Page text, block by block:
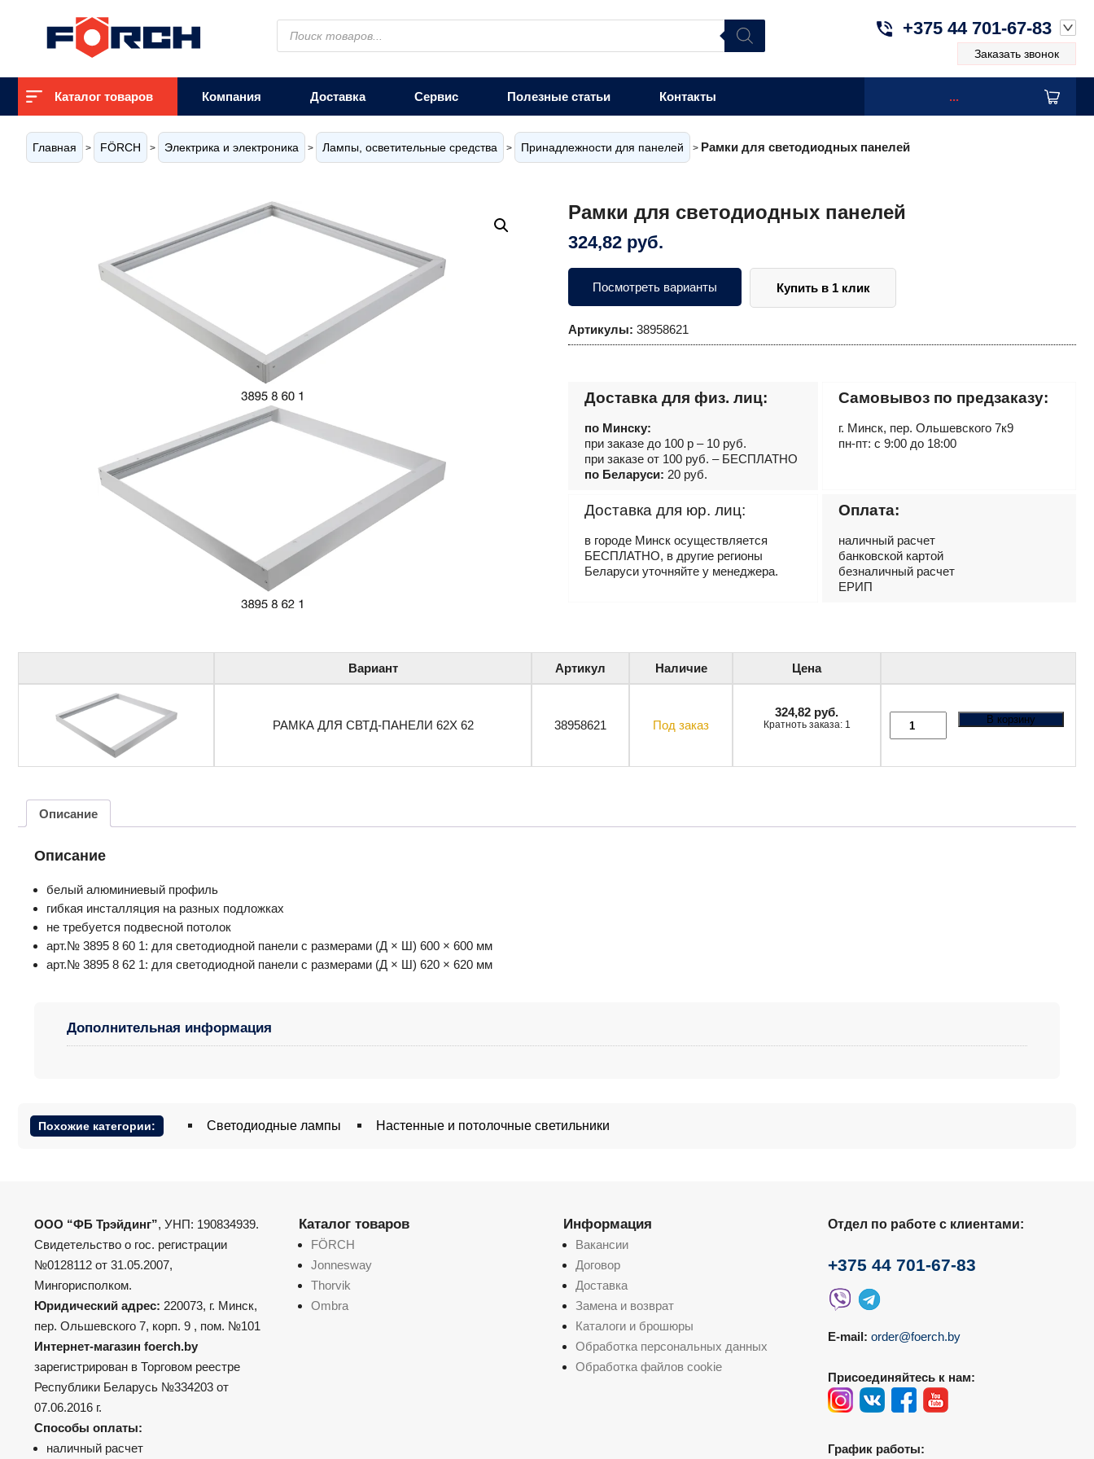
Поиск
товаров
+375 44 701-67-83
Заказать звонок
Каталог товаров Компания Доставка Сервис Полезные статьи Контакты ...
Главная > FÖRCH > Электрика и электроника > Лампы, осветительные средства > Принадлежности для панелей > Рамки для светодиодных панелей
Рамки для светодиодных панелей
324,82 руб.
Посмотреть варианты Купить в 1 клик
Артикулы: 38958621
Доставка для физ. лиц:
по Минску:
при заказе до 100 р – 10 руб.
при заказе от 100 руб. – БЕСПЛАТНО
по Беларуси: 20 руб.
Самовывоз по предзаказу:
г. Минск, пер. Ольшевского 7к9
пн-пт: с 9:00 до 18:00
Доставка для юр. лиц:
в городе Минск осуществляется
БЕСПЛАТНО, в другие регионы
Беларуси уточняйте у менеджера.
Оплата:
наличный расчет
банковской картой
безналичный расчет
ЕРИП
Вариант Артикул Наличие Цена
РАМКА ДЛЯ СВТД-ПАНЕЛИ 62X 62 38958621 Под заказ
324,82 руб.
Кратноть заказа: 1 В корзину
Описание
Описание
белый алюминиевый профиль
гибкая инсталляция на разных подложках
не требуется подвесной потолок
арт.№ 3895 8 60 1: для светодиодной панели с размерами (Д × Ш) 600 × 600 мм
арт.№ 3895 8 62 1: для светодиодной панели с размерами (Д × Ш) 620 × 620 мм
Дополнительная информация
Похожие категории: Светодиодные лампы Настенные и потолочные светильники
ООО “ФБ Трэйдинг”, УНП: 190834939.
Свидетельство о гос. регистрации
№0128112 от 31.05.2007,
Мингорисполком.
Юридический адрес: 220073, г. Минск,
пер. Ольшевского 7, корп. 9 , пом. №101
Интернет-магазин foerch.by
зарегистрирован в Торговом реестре
Республики Беларусь №334203 от
07.06.2016 г.
Способы оплаты:
наличный расчет
Каталог товаров
FÖRCH
Jonnesway
Thorvik
Ombra
Информация
Вакансии
Договор
Доставка
Замена и возврат
Каталоги и брошюры
Обработка персональных данных
Обработка файлов cookie
Отдел по работе с клиентами:
+375 44 701-67-83
E-mail: order@foerch.by
Присоединяйтесь к нам:
График работы: